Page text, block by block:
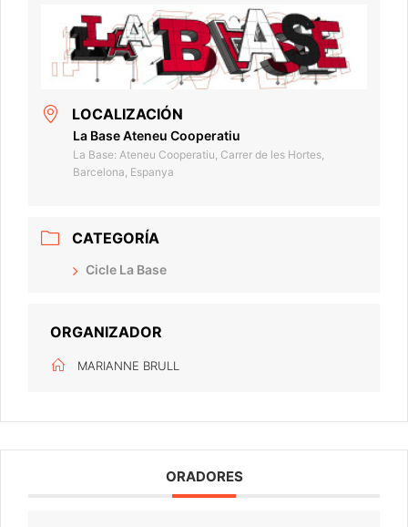
LOCALIZACIÓN
La Base Ateneu Cooperatiu
La Base: Ateneu Cooperatiu, Carrer de les Hortes,
Barcelona, Espanya
CATEGORÍA
Cicle La Base
ORGANIZADOR
MARIANNE BRULL
ORADORES